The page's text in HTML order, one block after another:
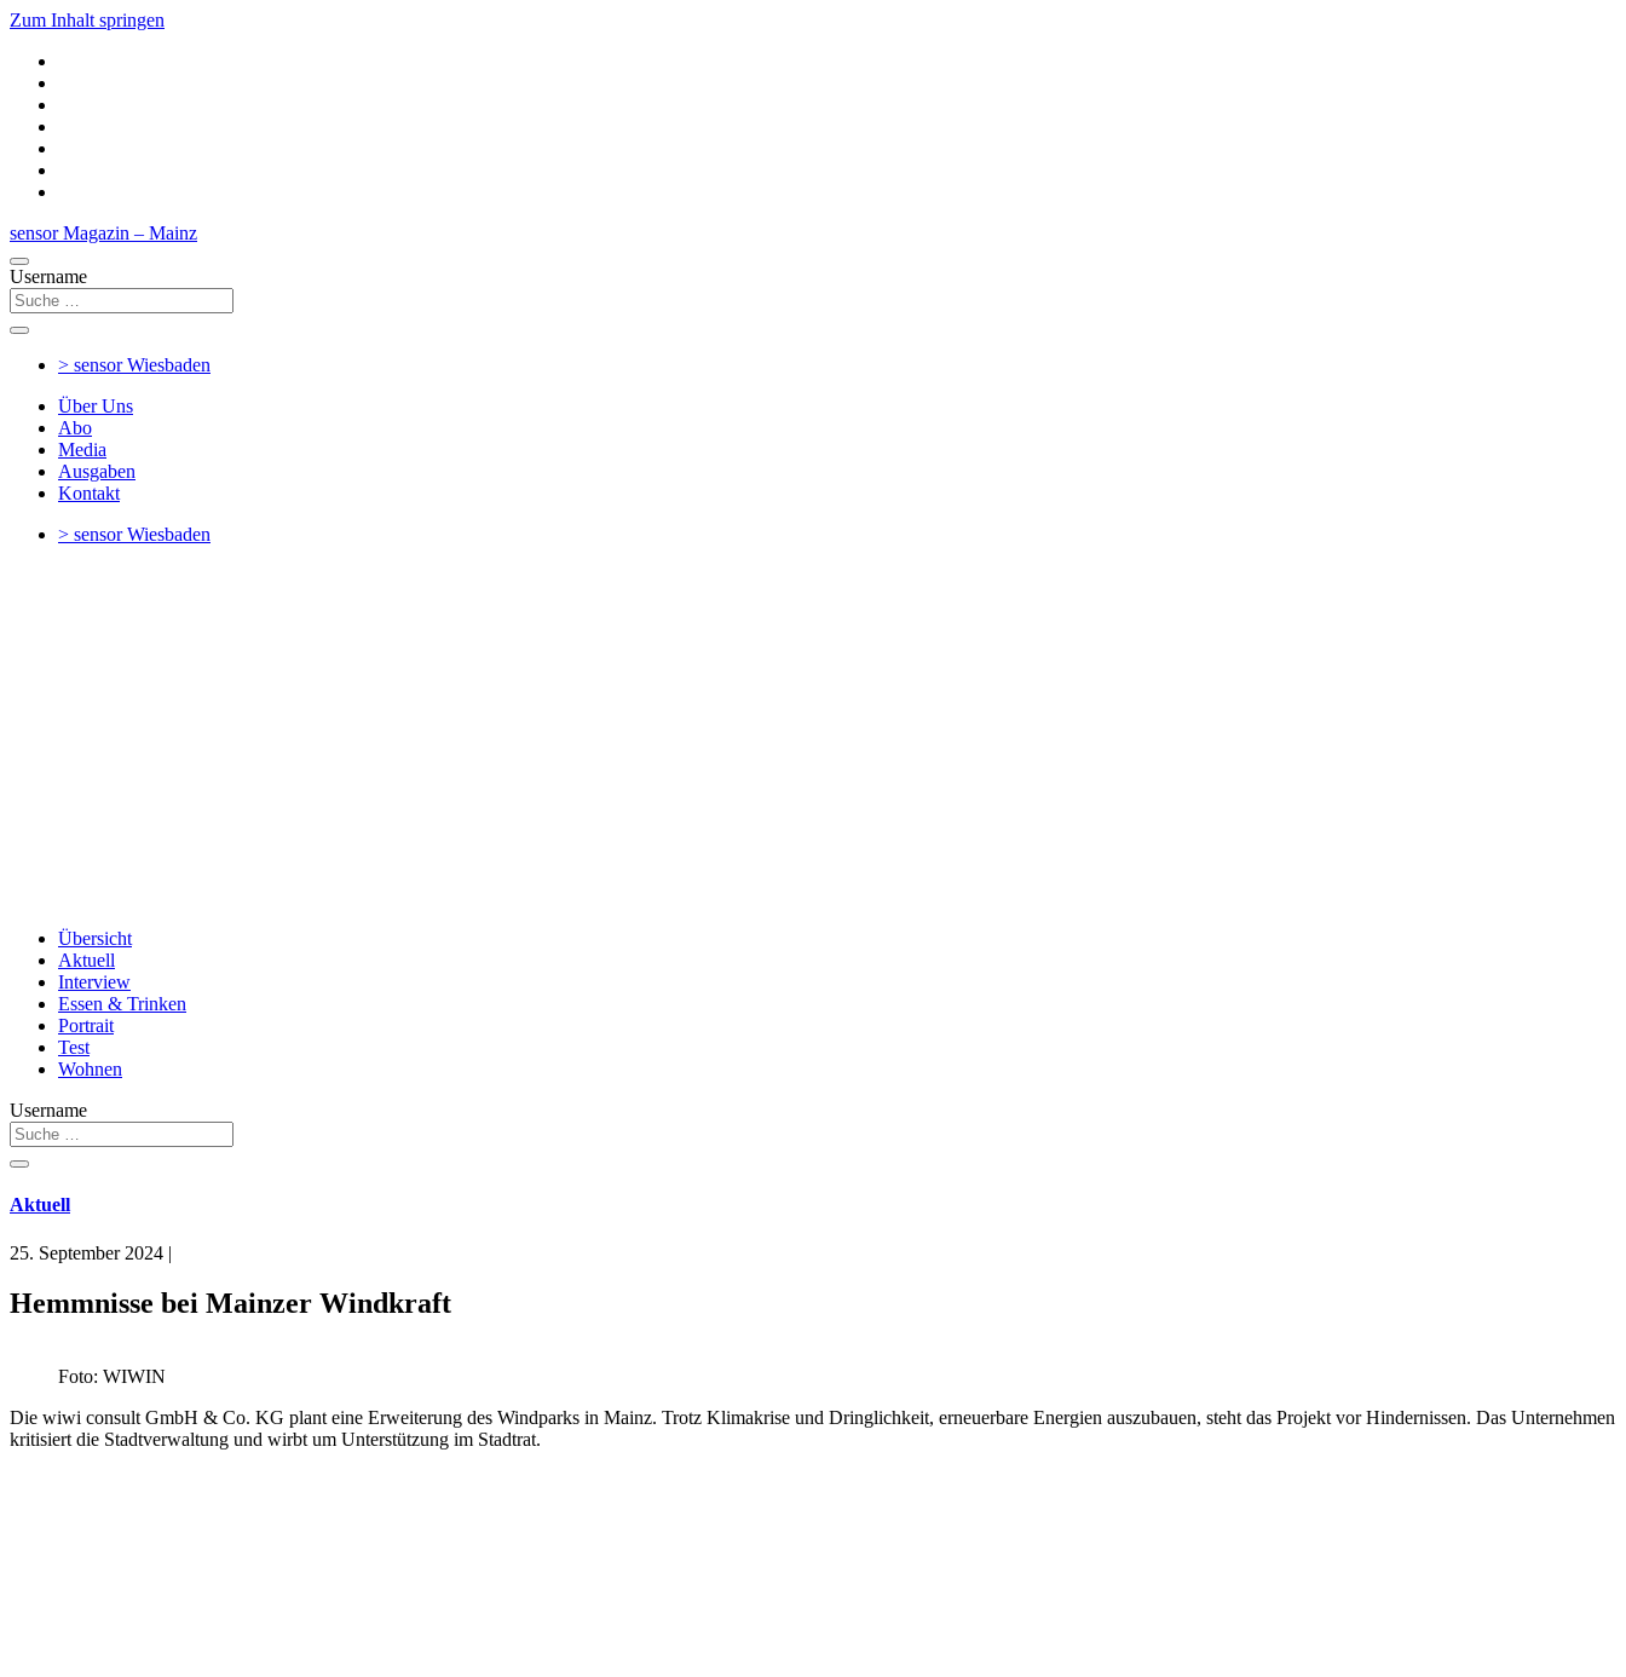
Zum Inhalt springen
sensor Magazin – Mainz
Username
> sensorWiesbaden
Über Uns
Abo
Media
Ausgaben
Kontakt
> sensorWiesbaden
Übersicht
Aktuell
Interview
Essen & Trinken
Portrait
Test
Wohnen
Username
Aktuell
25. September 2024 |
Hemmnisse bei Mainzer Windkraft
Foto: WIWIN
Die wiwi consult GmbH & Co. KG plant eine Erweiterung des Windparks in Mainz. Trotz Klimakrise und Dringlichkeit, erneuerbare Energien auszubauen, steht das Projekt vor Hindernissen. Das Unternehmen
kritisiert die Stadtverwaltung und wirbt um Unterstützung im Stadtrat.